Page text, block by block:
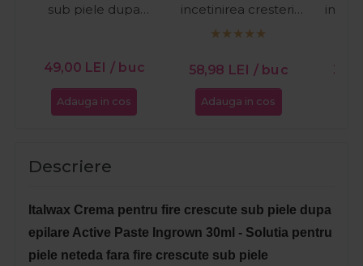
sub piele dupa
49,00 LEI / buc
Adauga in cos
incetinirea cresterii
parului cu orhidee
58,98 LEI / buc
Adauga in cos
Descriere
Italwax Crema pentru fire crescute sub piele dupa
epilare Active Paste Ingrown 30ml - Solutia pentru
piele neteda fara fire crescute sub piele